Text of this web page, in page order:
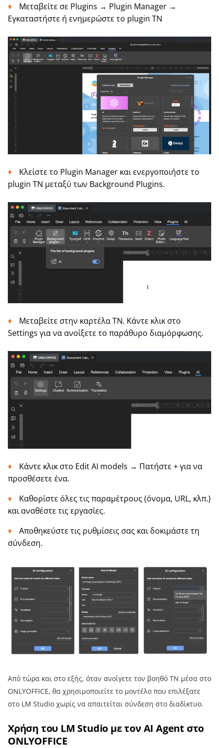
Μεταβείτε σε Plugins → Plugin Manager →
Εγκαταστήστε ή ενημερώστε το plugin ΤΝ
Κλείστε το Plugin Manager και ενεργοποιήστε το
plugin ΤΝ μεταξύ των Background Plugins.
Μεταβείτε στην καρτέλα ΤΝ. Κάντε κλικ στο
Settings για να ανοίξετε το παράθυρο διαμόρφωσης.
Κάντε κλικ στο Edit AI models → Πατήστε + για να
προσθέσετε ένα.
Καθορίστε όλες τις παραμέτρους (όνομα, URL, κλπ.)
και αναθέστε τις εργασίες.
Αποθηκεύστε τις ρυθμίσεις σας και δοκιμάστε τη
σύνδεση.
Από τώρα και στο εξής, όταν ανοίγετε τον βοηθό ΤΝ μέσα στο
ONLYOFFICE, θα χρησιμοποιείτε το μοντέλο που επιλέξατε
στο LM Studio χωρίς να απαιτείται σύνδεση στο διαδίκτυο.
Χρήση του LM Studio με τον AI Agent στο
ONLYOFFICE